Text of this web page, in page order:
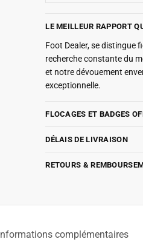
LE MEILLEUR RAPPORT
Foot Dealer, se distingue
recherche constante du
et notre dévouement
exceptionnelle.
FLOCAGES ET BADGES
DÉLAIS DE LIVRAISON
RETOURS &
Informations complémentaires